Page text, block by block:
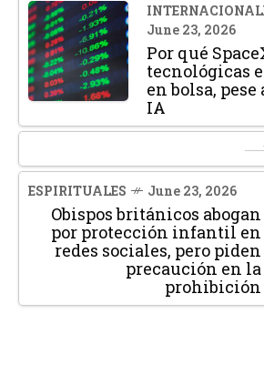
June 23, 2026
Por qué
tecnológicas
en bolsa,
IA
ESPIRITUALES June 23, 2026
Obispos británicos abogan
por protección infantil en
redes sociales, pero piden
precaución en la
prohibición